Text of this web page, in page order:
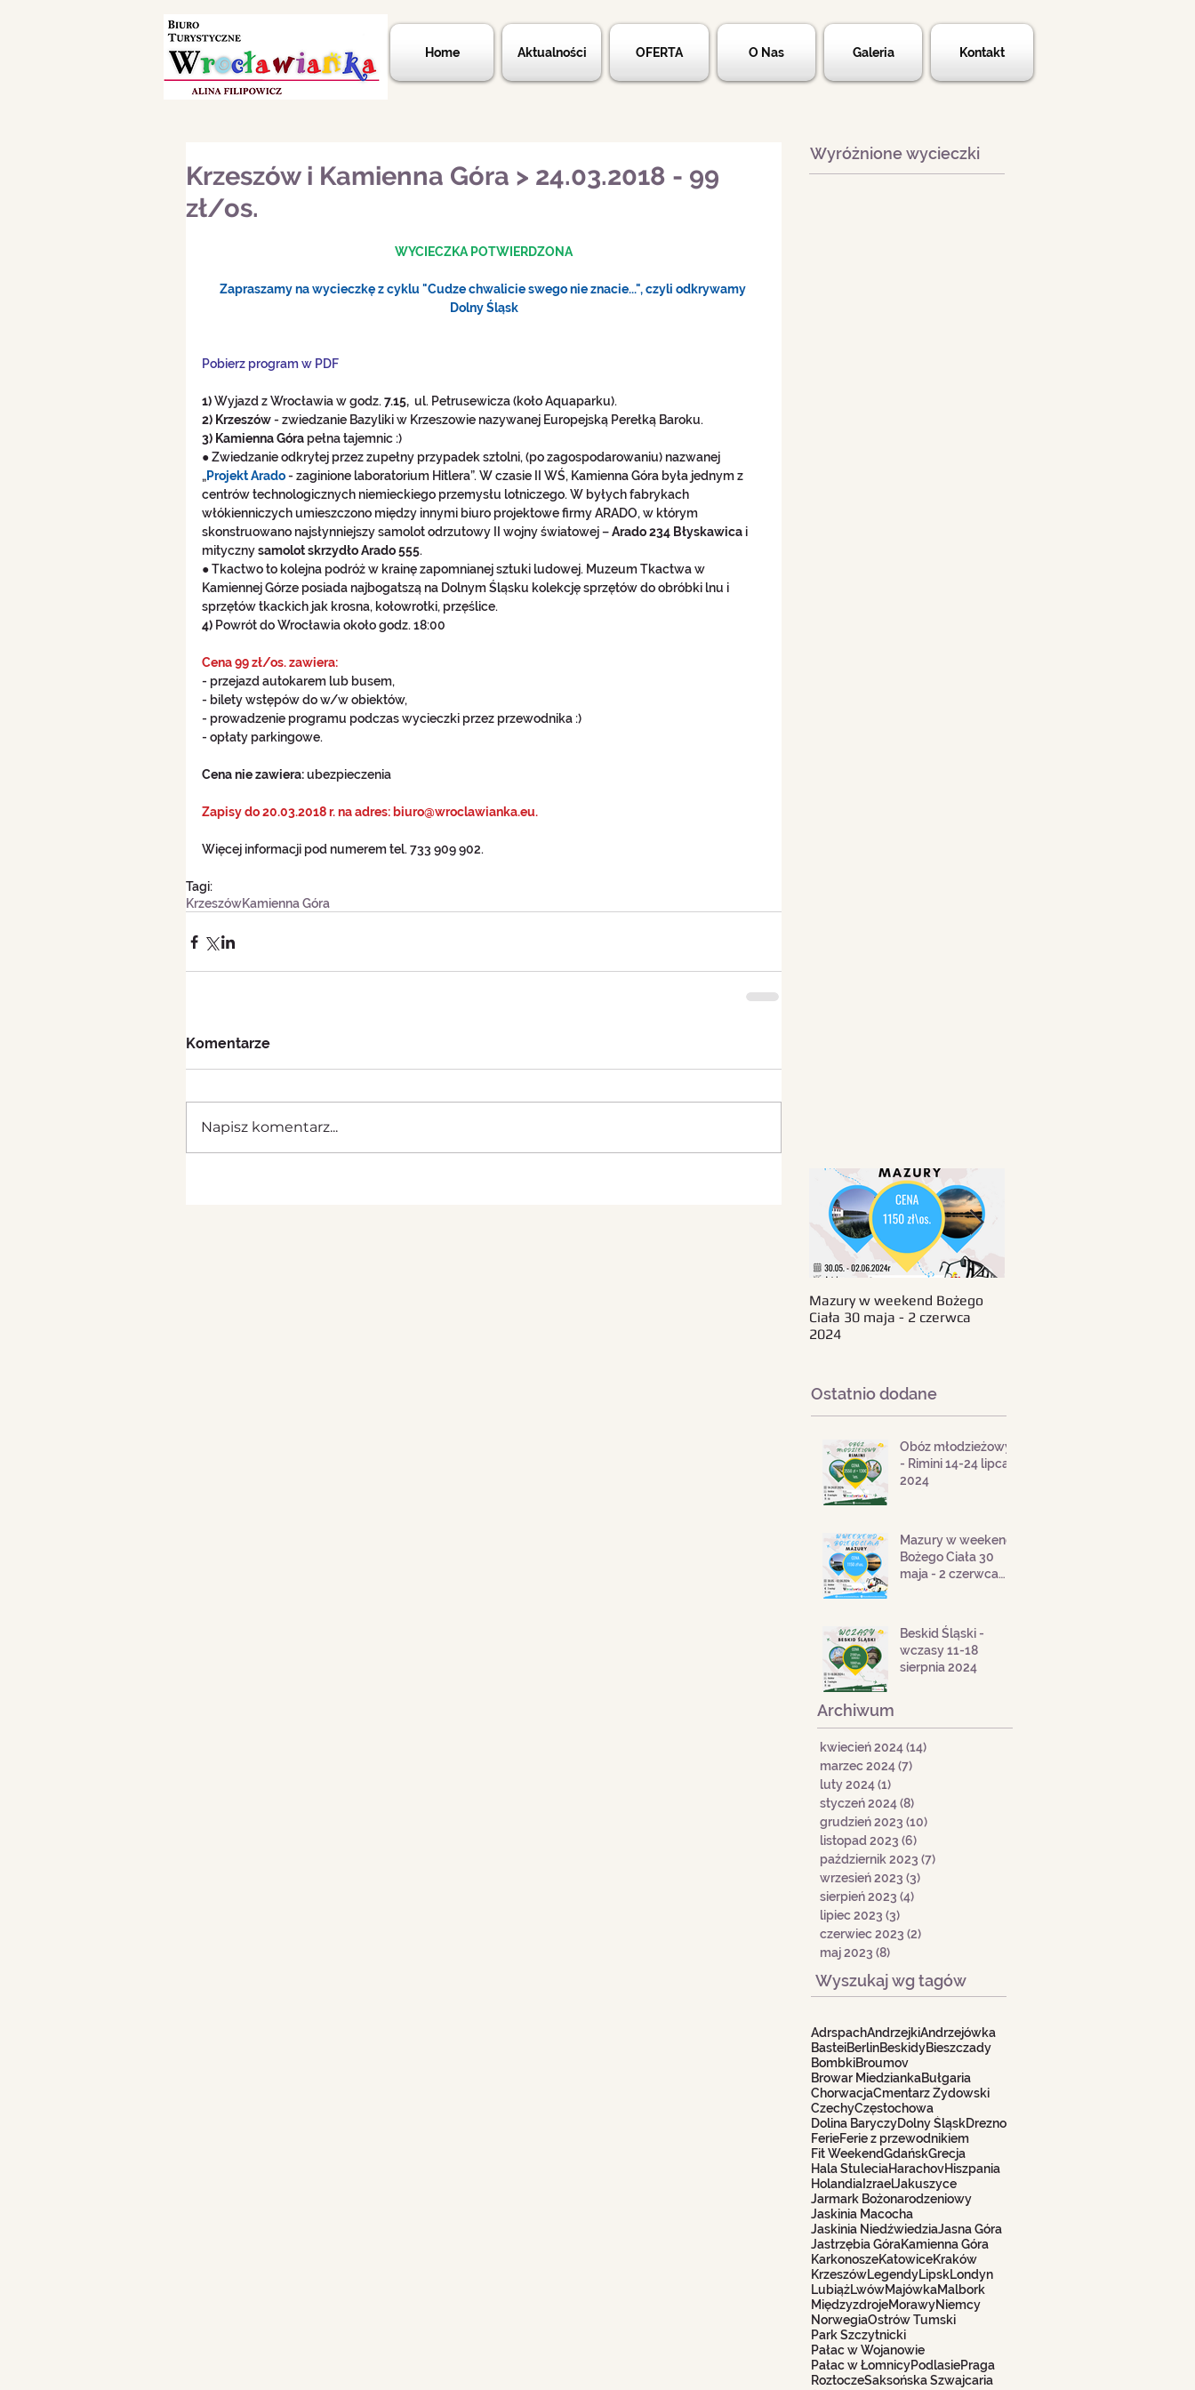
Home Aktualności OFERTA O Nas Galeria Kontakt
Krzeszów i Kamienna Góra > 24.03.2018 - 99
zł/os.
WYCIECZKA POTWIERDZONA
Zapraszamy na wycieczkę z cyklu "Cudze chwalicie swego nie znacie...", czyli odkrywamy
Dolny Śląsk
Pobierz program w PDF
1) Wyjazd z Wrocławia w godz. 7.15, ul. Petrusewicza (koło Aquaparku).
2) Krzeszów - zwiedzanie Bazyliki w Krzeszowie nazywanej Europejską Perełką Baroku.
3) Kamienna Góra pełna tajemnic :)
● Zwiedzanie odkrytej przez zupełny przypadek sztolni, (po zagospodarowaniu) nazwanej
„Projekt Arado - zaginione laboratorium Hitlera”. W czasie II WŚ, Kamienna Góra była jednym z
centrów technologicznych niemieckiego przemysłu lotniczego. W byłych fabrykach
włókienniczych umieszczono między innymi biuro projektowe firmy ARADO, w którym
skonstruowano najsłynniejszy samolot odrzutowy II wojny światowej – Arado 234 Błyskawica i
mityczny samolot skrzydło Arado 555.
● Tkactwo to kolejna podróż w krainę zapomnianej sztuki ludowej. Muzeum Tkactwa w
Kamiennej Górze posiada najbogatszą na Dolnym Śląsku kolekcję sprzętów do obróbki lnu i
sprzętów tkackich jak krosna, kołowrotki, przęślice.
4) Powrót do Wrocławia około godz. 18:00
Cena 99 zł/os. zawiera:
- przejazd autokarem lub busem,
- bilety wstępów do w/w obiektów,
- prowadzenie programu podczas wycieczki przez przewodnika :)
- opłaty parkingowe.
Cena nie zawiera: ubezpieczenia
Zapisy do 20.03.2018 r. na adres: biuro@wroclawianka.eu.
Więcej informacji pod numerem tel. 733 909 902.
Tagi:
KrzeszówKamienna Góra
Komentarze
Napisz komentarz...
Wyróżnione wycieczki
Mazury w weekend Bożego
Ciała 30 maja - 2 czerwca
2024
Ostatnio dodane
Obóz młodzieżowy
- Rimini 14-24 lipca
2024
Mazury w weekend
Bożego Ciała 30
maja - 2 czerwca
Beskid Śląski -
wczasy 11-18
sierpnia 2024
Archiwum
kwiecień 2024(14)
marzec 2024(7)
luty 2024(1)
styczeń 2024(8)
grudzień 2023 (10)
listopad 2023 (6)
październik 2023 (7)
wrzesień 2023 (3)
sierpień 2023 (4)
lipiec 2023 (3)
czerwiec 2023 (2)
maj 2023 (8)
Wyszukaj wg tagów
AdrspachAndrzejkiAndrzejówka
BasteiBerlinBeskidyBieszczady
BombkiBroumov
Browar MiedziankaBułgaria
ChorwacjaCmentarz Żydowski
CzechyCzęstochowa
Dolina BaryczyDolny ŚląskDrezno
FerieFerie z przewodnikiem
Fit WeekendGdańskGrecja
Hala StuleciaHarachovHiszpania
Holandia IzraelJakuszyce
Jarmark Bożonarodzeniowy
Jaskinia Macocha
Jaskinia NiedźwiedziaJasna Góra
Jastrzębia GóraKamienna Góra
KarkonoszeKatowiceKraków
KrzeszówLegendyLipskLondyn
LubiążLwówMajówkaMalbork
MiędzyzdrojeMorawyNiemcy
NorwegiaOstrów Tumski
Park Szczytnicki
Pałac w Wojanowie
Pałac w ŁomnicyPodlasiePraga
RoztoczeSaksońska Szwajcaria